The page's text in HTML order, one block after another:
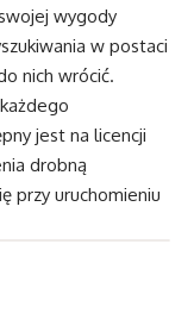
wygody
w postaci
nich wrócić.
jest na licencji
drobną
przy uruchomieniu